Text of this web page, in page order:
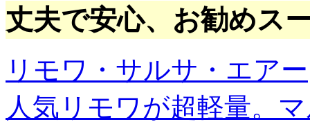
丈夫で安心、お勧めス
リモワ・サルサ・エアー
人気リモワが超軽量。